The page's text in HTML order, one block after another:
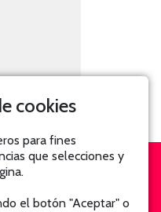
cookies
para fines
que selecciones y
el botón "Aceptar" o